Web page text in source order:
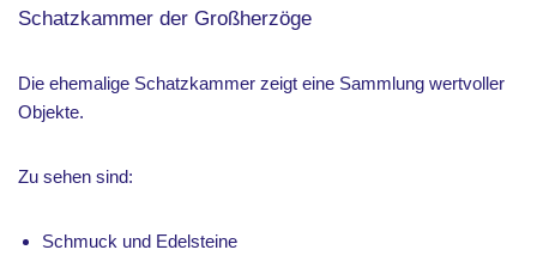
Schatzkammer der Großherzöge
Die ehemalige Schatzkammer zeigt eine Sammlung wertvoller
Objekte.
Zu sehen sind:
Schmuck und Edelsteine